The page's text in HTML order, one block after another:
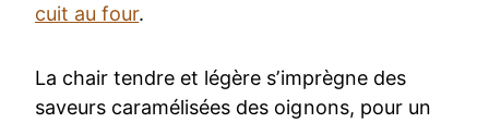
cuit au four.
La chair tendre et légère s’imprègne des
saveurs caramélisées des oignons, pour un